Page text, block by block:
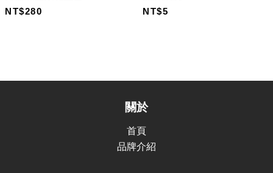
NT$280
NT$5
關於
首頁
品牌介紹